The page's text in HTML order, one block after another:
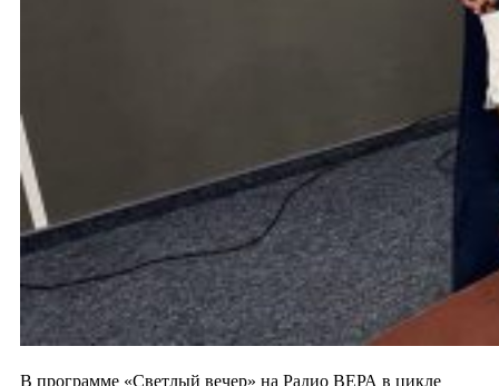
В программе «Светлый вечер» на Радио ВЕРА в цикле